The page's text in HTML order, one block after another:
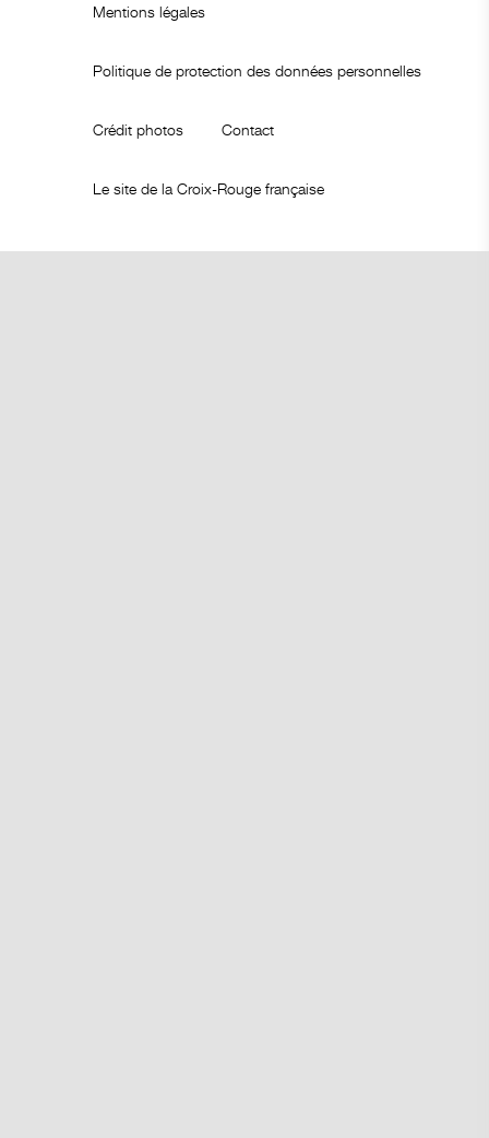
Mentions légales
Politique de protection des données personnelles
Crédit photos Contact
Le site de la Croix-Rouge française